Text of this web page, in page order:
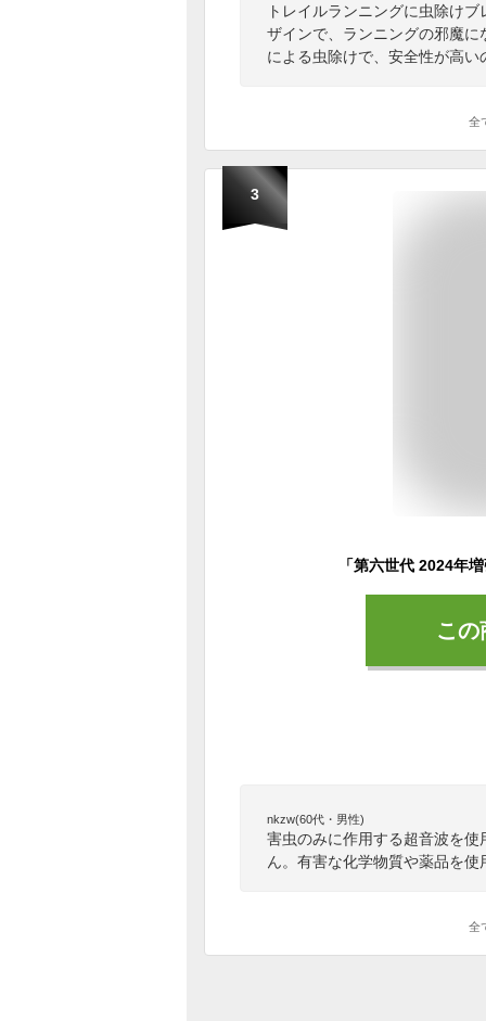
トレイルランニングに虫除け
ザインで、ランニングの邪魔
による虫除けで、安全性が高い
全
3
こ
nkzw(60代・男性)
害虫のみに作用する超音波を
ん。有害な化学物質や薬品を
全